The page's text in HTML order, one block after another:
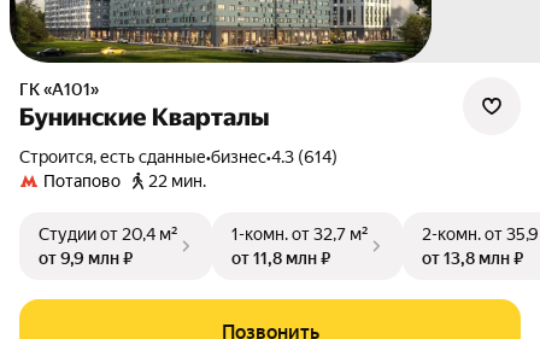
ГК «А101»
Бунинские Кварталы
Строится, есть сданные•бизнес•4.3 (614)
Потапово
22 мин.
Студииот 20,4 м²
от 9,9 млн ₽
1-комн.от 32,7 м²
от 11,8 млн ₽
2-комн.от
от 13,8 млн ₽
Позвонить